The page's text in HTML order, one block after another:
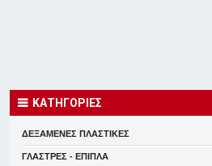
ΚΑΤΗΓΟΡΙΕΣ
ΔΕΞΑΜΕΝΕΣ ΠΛΑΣΤΙΚΕΣ
ΓΛΑΣΤΡΕΣ - ΕΠΙΠΛΑ